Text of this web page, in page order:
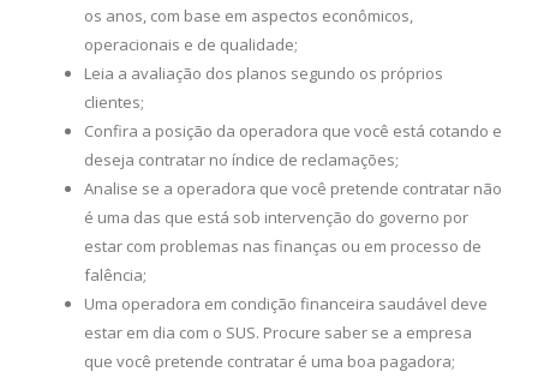
os anos, com base em aspectos econômicos,
operacionais e de qualidade;
Leia a avaliação dos planos segundo os próprios
clientes;
Confira a posição da operadora que você está cotando e
deseja contratar no índice de reclamações;
Analise se a operadora que você pretende contratar não
é uma das que está sob intervenção do governo por
estar com problemas nas finanças ou em processo de
falência;
Uma operadora em condição financeira saudável deve
estar em dia com o SUS. Procure saber se a empresa
que você pretende contratar é uma boa pagadora;